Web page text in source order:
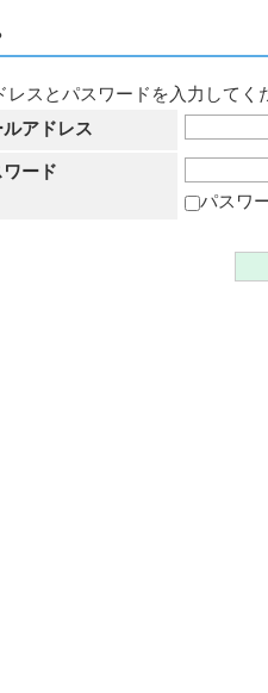
レスとパスワードを入力してく
ルアドレス
ード
パスワ